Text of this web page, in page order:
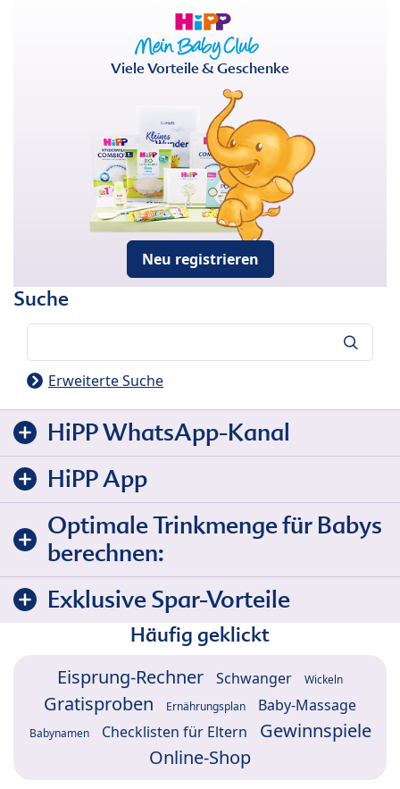
Viele Vorteile & Geschenke
Neu registrieren
Suche
Erweiterte Suche
HiPP WhatsApp-Kanal
HiPP App
Optimale Trinkmenge für Babys
berechnen:
Exklusive Spar-Vorteile
Häufig geklickt
Eisprung-Rechner Schwanger Wickeln
Gratisproben Ernährungsplan Baby-Massage
Babynamen Checklisten für Eltern
Gewinnspiele
Online-Shop